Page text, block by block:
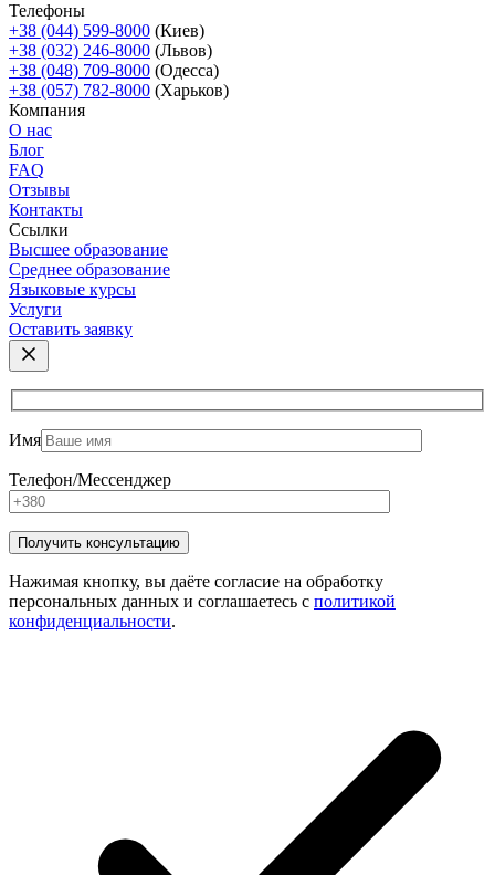
Телефоны
+38 (044) 599-8000 (Киев)
+38 (032) 246-8000 (Львов)
+38 (048) 709-8000 (Одесcа)
+38 (057) 782-8000 (Харьков)
Компания
О нас
Блог
FAQ
Отзывы
Контакты
Ссылки
Высшее образование
Среднее образование
Языковые курсы
Услуги
Оставить заявку
Имя
Телефон/Мессенджер
Нажимая кнопку, вы даёте согласие на обработку
персональных данных и соглашаетесь с политикой
конфиденциальности.